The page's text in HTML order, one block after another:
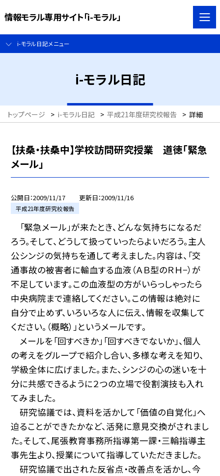
情報モラル専用サイト「i-モラル」
i-モラル日記メニュー
i-モラル日記
トップページ > i-モラル日記 > 平成21年度研究校報告 > 詳細
【扶桑・扶桑中】学校訪問研究授業 道徳「緊急
メール」
公開日 2009/11/17 更新日 2009/11/16
平成21年度研究校報告
「緊急メール」が来たとき、どんな気持ちになるだ
ろう。そして、どうして扱っていったらよいだろう。主人
公シンジの気持ちを通して考えました。内容は、「交
通事故の被害者に輸血する血液（ＡＢ型のＲＨ−）が
不足しています。この血液型の方がいらっしゃったら
中央病院まで連絡してください。この情報は絶対に
自分で止めず、いろいろな人に伝え、情報を収集して
ください。（概略）」というメールです。
メールを「回すべきか」「回すべきでないか」、個人
の考えをグループで紹介し合い、多様な考えを知り、
学級全体に広げました。また、シンジの心の迷いを十
分に共感できるように２つの立場で役割演技も入れ
てみました。
研究協議では、資料を活かして「価値の自覚化」へ
迫ることができたかなど、活発に意見交換がされまし
た。そして、尾張教育事務所指導第一課・三輪指導主
事先生より、授業について指導していただきました。
研究協議で出された反省点・改善点を活かし、今